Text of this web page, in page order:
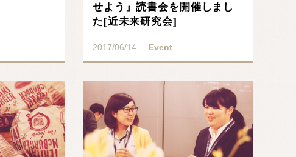
せよう』読書会を開催しまし
た[近未来研究会]
2017/06/14 Event